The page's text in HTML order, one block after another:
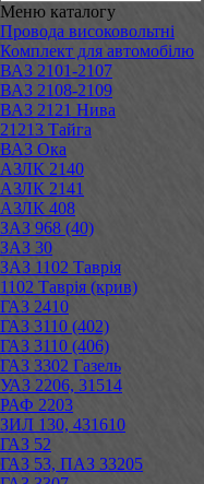
Меню каталогу
Провода високовольтні
Комплект для автомобілю
ВАЗ 2101-2107
ВАЗ 2108-2109
ВАЗ 2121 Нива
21213 Тайга
ВАЗ Ока
АЗЛК 2140
АЗЛК 2141
АЗЛК 408
ЗАЗ 968 (40)
ЗАЗ 30
ЗАЗ 1102 Таврія
1102 Таврія (крив)
ГАЗ 2410
ГАЗ 3110 (402)
ГАЗ 3110 (406)
ГАЗ 3302 Газель
УАЗ 2206, 31514
РАФ 2203
ЗИЛ 130, 431610
ГАЗ 52
ГАЗ 53, ПАЗ 33205